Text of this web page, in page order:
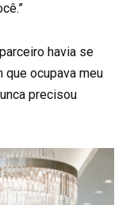
havia se
ocupava meu
precisou